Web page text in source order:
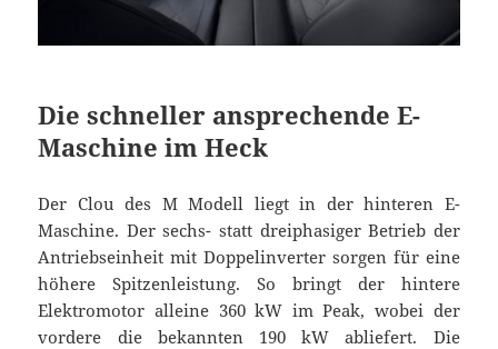
Die schneller ansprechende E-
Maschine im Heck
Der Clou des M Modell liegt in der hinteren E-
Maschine. Der sechs- statt dreiphasiger Betrieb der
Antriebseinheit mit Doppelinverter sorgen für eine
höhere Spitzenleistung. So bringt der hintere
Elektromotor alleine 360 kW im Peak, wobei der
vordere die bekannten 190 kW abliefert. Die